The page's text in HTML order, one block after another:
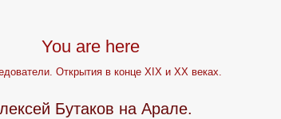
You are here
Открытия в конце XIX и XX веках.
Бутаков на Арале.